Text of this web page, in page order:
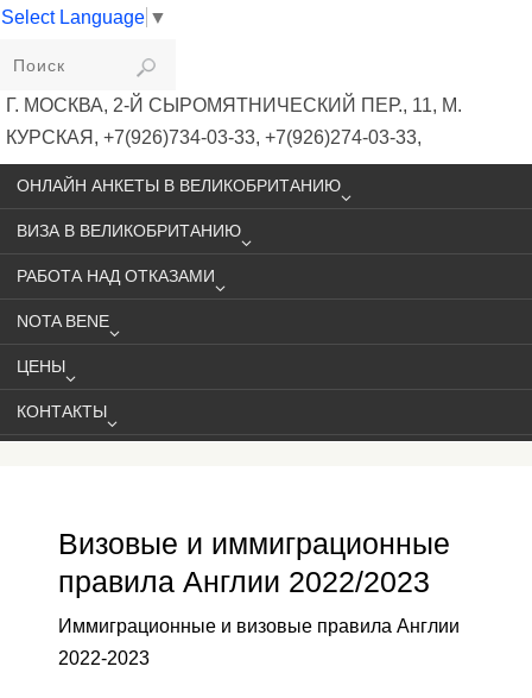
Select Language ▼
VIKIVISA
Г. МОСКВА, 2-Й СЫРОМЯТНИЧЕСКИЙ ПЕР., 11, М.
КУРСКАЯ, +7(926)734-03-33, +7(926)274-03-33,
VISA@VIKIVISA.RU
ОНЛАЙН АНКЕТЫ В ВЕЛИКОБРИТАНИЮ
ВИЗА В ВЕЛИКОБРИТАНИЮ
РАБОТА НАД ОТКАЗАМИ
NOTA BENE
ЦЕНЫ
КОНТАКТЫ
Визовые и иммиграционные
правила Англии 2022/2023
Иммиграционные и визовые правила Англии
2022-2023